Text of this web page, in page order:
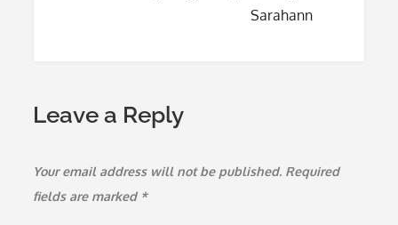
Sarahann
Leave a Reply
Your email address will not be published. Required
fields are marked *